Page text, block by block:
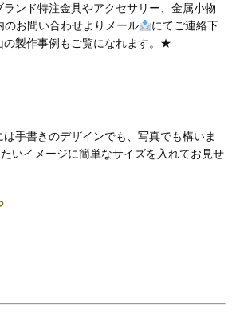
ンド特注金具やアクセサリー、金属小物
のお問い合わせよりメール
にてご連絡下
の製作事例もご覧になれます。★
手書きのデザインでも、写真でも構いま
いイメージに簡単なサイズを入れてお見せ